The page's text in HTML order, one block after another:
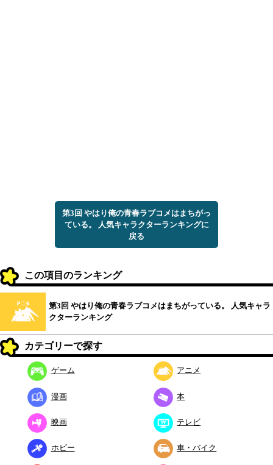
第3回 やはり俺の青春ラブコメはまちがっ
ている。 人気キャラクターランキングに
戻る
この項目のランキング
第3回 やはり俺の青春ラブコメはまちがっている。 人気キャラ
クターランキング
カテゴリーで探す
ゲーム アニメ
漫画 本
映画 テレビ
ホビー 車・バイク